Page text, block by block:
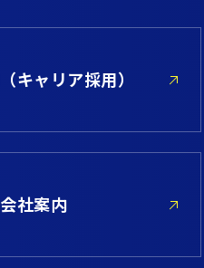
（キャリア採用）
会社案内